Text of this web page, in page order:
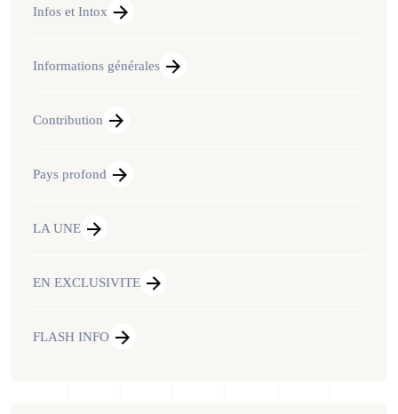
Infos et Intox
Informations générales
Contribution
Pays profond
LA UNE
EN EXCLUSIVITE
FLASH INFO